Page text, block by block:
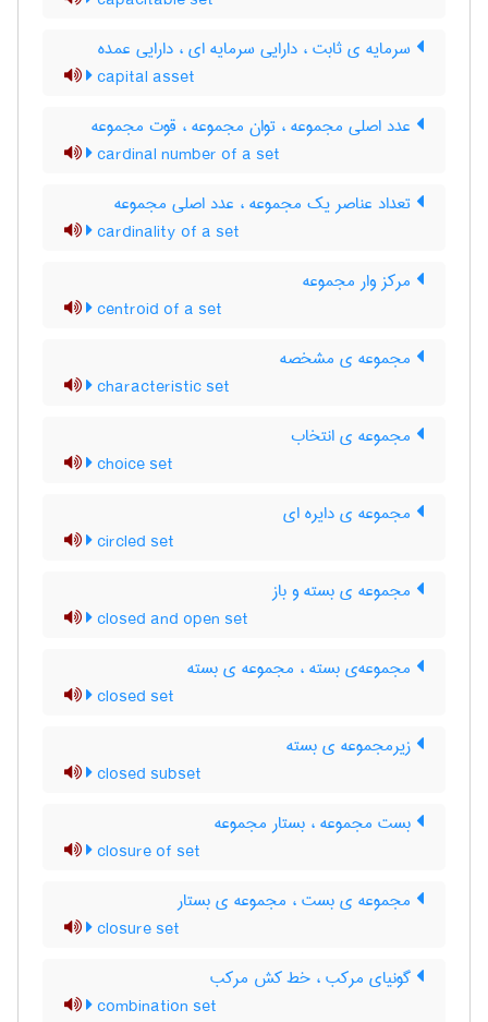
سرمایه ی ثابت ، دارایی سرمایه ای ، دارایی عمده
capital asset
عدد اصلی مجموعه ، توان مجموعه ، قوت مجموعه
cardinal number of a set
تعداد عناصر یک مجموعه ، عدد اصلی مجموعه
cardinality of a set
مرکز وار مجموعه
centroid of a set
مجموعه ی مشخصه
characteristic set
مجموعه ی انتخاب
choice set
مجموعه ی دایره ای
circled set
مجموعه ی بسته و باز
closed and open set
مجموعه‌ی بسته ، مجموعه ی بسته
closed set
زیرمجموعه ی بسته
closed subset
بست مجموعه ، بستار مجموعه
closure of set
مجموعه ی بست ، مجموعه ی بستار
closure set
گونیای مرکب ، خط کش مرکب
combination set